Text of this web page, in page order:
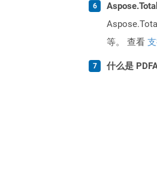
等。 查看
什么是